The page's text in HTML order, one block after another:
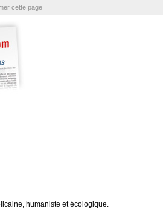
cette page
humaniste et écologique.